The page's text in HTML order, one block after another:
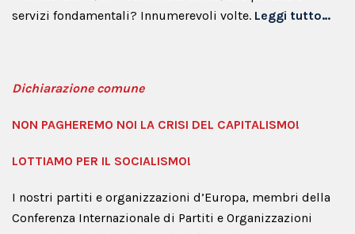
servizi fondamentali? Innumerevoli volte. Leggi tutto…
Dichiarazione comune
NON PAGHEREMO NOI LA CRISI DEL CAPITALISMO!
LOTTIAMO PER IL SOCIALISMO!
I nostri partiti e organizzazioni d’Europa, membri della
Conferenza Internazionale di Partiti e Organizzazioni